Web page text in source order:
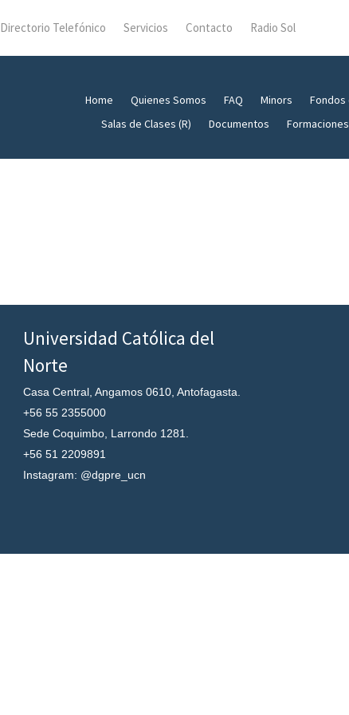
Directorio Telefónico Servicios Contacto Radio Sol
Home Quienes Somos FAQ Minors
Salas de Clases (R)
Documentos
Universidad Católica del
Norte
Casa Central, Angamos 0610, Antofagasta.
+56 55 2355000
Sede Coquimbo, Larrondo 1281.
+56 51 2209891
Instagram: @dgpre_ucn